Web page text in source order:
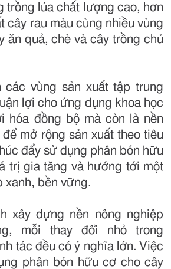
trồng lúa chất lượng cao, hơn
cây rau màu cùng nhiều vùng
ăn quả, chè và cây trồng chủ
các vùng sản xuất tập trung
lợi cho ứng dụng khoa học
hóa đồng bộ mà còn là nền
mở rộng sản xuất theo tiêu
đẩy sử dụng phân bón hữu
trị gia tăng và hướng tới một
xanh, bền vững.
xây dựng nền nông nghiệp
mỗi thay đổi nhỏ trong
tác đều có ý nghĩa lớn. Việc
phân bón hữu cơ cho cây